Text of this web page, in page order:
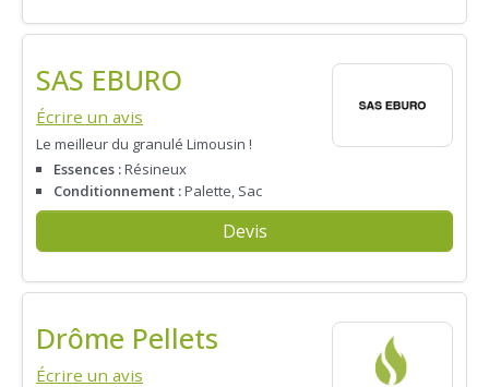
SAS EBURO
Écrire un avis
Le meilleur du granulé Limousin !
Essences :Résineux
Conditionnement :Palette, Sac
Devis
Drôme Pellets
Écrire un avis